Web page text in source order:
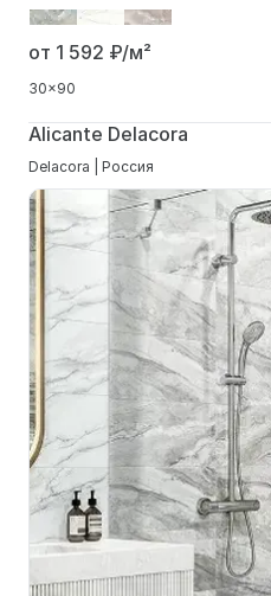
от 1 592 ₽/м²
30x90
Alicante Delacora
Delacora | Россия